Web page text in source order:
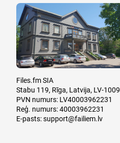
Files.fm SIA
Stabu 119, Rīga, Latvija, LV-1009
PVN numurs: LV40003962231
Reģ. numurs: 40003962231
E-pasts:support@failiem.lv